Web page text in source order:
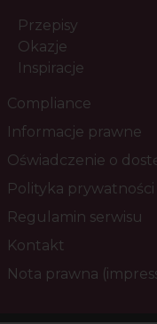
Przepisy
Okazje
Inspiracje
Compliance
Informacje prawne
Oświadczenie o
Polityka prywatności
Regulamin serwisu
Kontakt
Nota prawna